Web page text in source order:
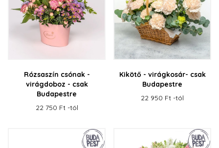
Rózsaszín csónak -
virágdoboz - csak
Budapestre
22 750 Ft -tól
Kikötő - virágkosár- csak
Budapestre
22 950 Ft -tól